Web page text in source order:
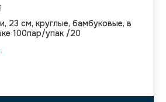
23 см, круглые, бамбуковые, в
100пар/упак /20